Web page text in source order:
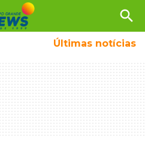
search
Últimas notícias